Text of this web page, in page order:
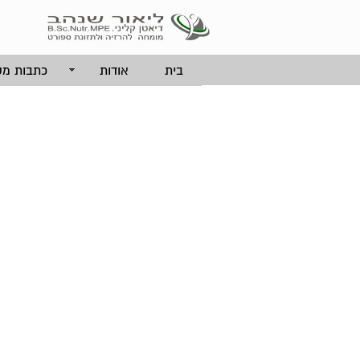
בית אודות כתבות